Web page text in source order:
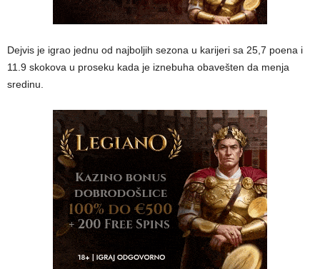
Dejvis je igrao jednu od najboljih sezona u karijeri sa 25,7 poena i
11.9 skokova u proseku kada je iznebuha obavešten da menja
sredinu.